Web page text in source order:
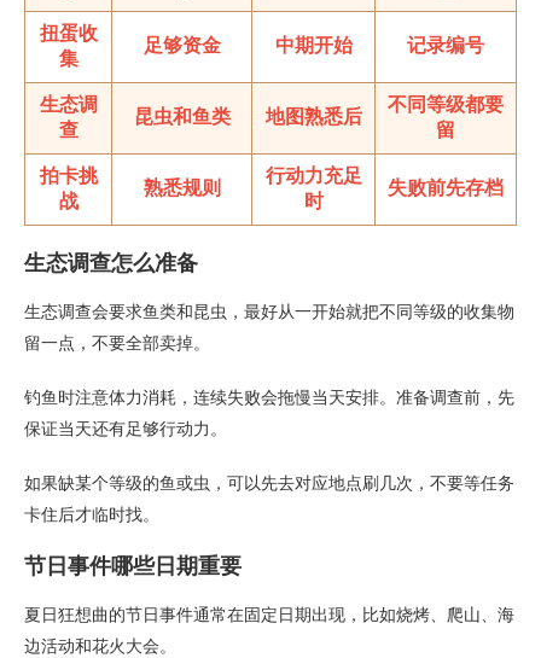
扭蛋收
集
足够资金 中期开始 记录编号
生态调
查
昆虫和鱼类 地图熟悉后
不同等级都要
留
拍卡挑
战
熟悉规则
行动力充足
时
失败前先存档
生态调查怎么准备
生态调查会要求鱼类和昆虫，最好从一开始就把不同等级的收集物
留一点，不要全部卖掉。
钓鱼时注意体力消耗，连续失败会拖慢当天安排。准备调查前，先
保证当天还有足够行动力。
如果缺某个等级的鱼或虫，可以先去对应地点刷几次，不要等任务
卡住后才临时找。
节日事件哪些日期重要
夏日狂想曲的节日事件通常在固定日期出现，比如烧烤、爬山、海
边活动和花火大会。